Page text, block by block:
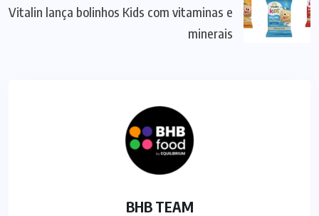
Vitalin lança bolinhos Kids com vitaminas e
minerais
BHB TEAM